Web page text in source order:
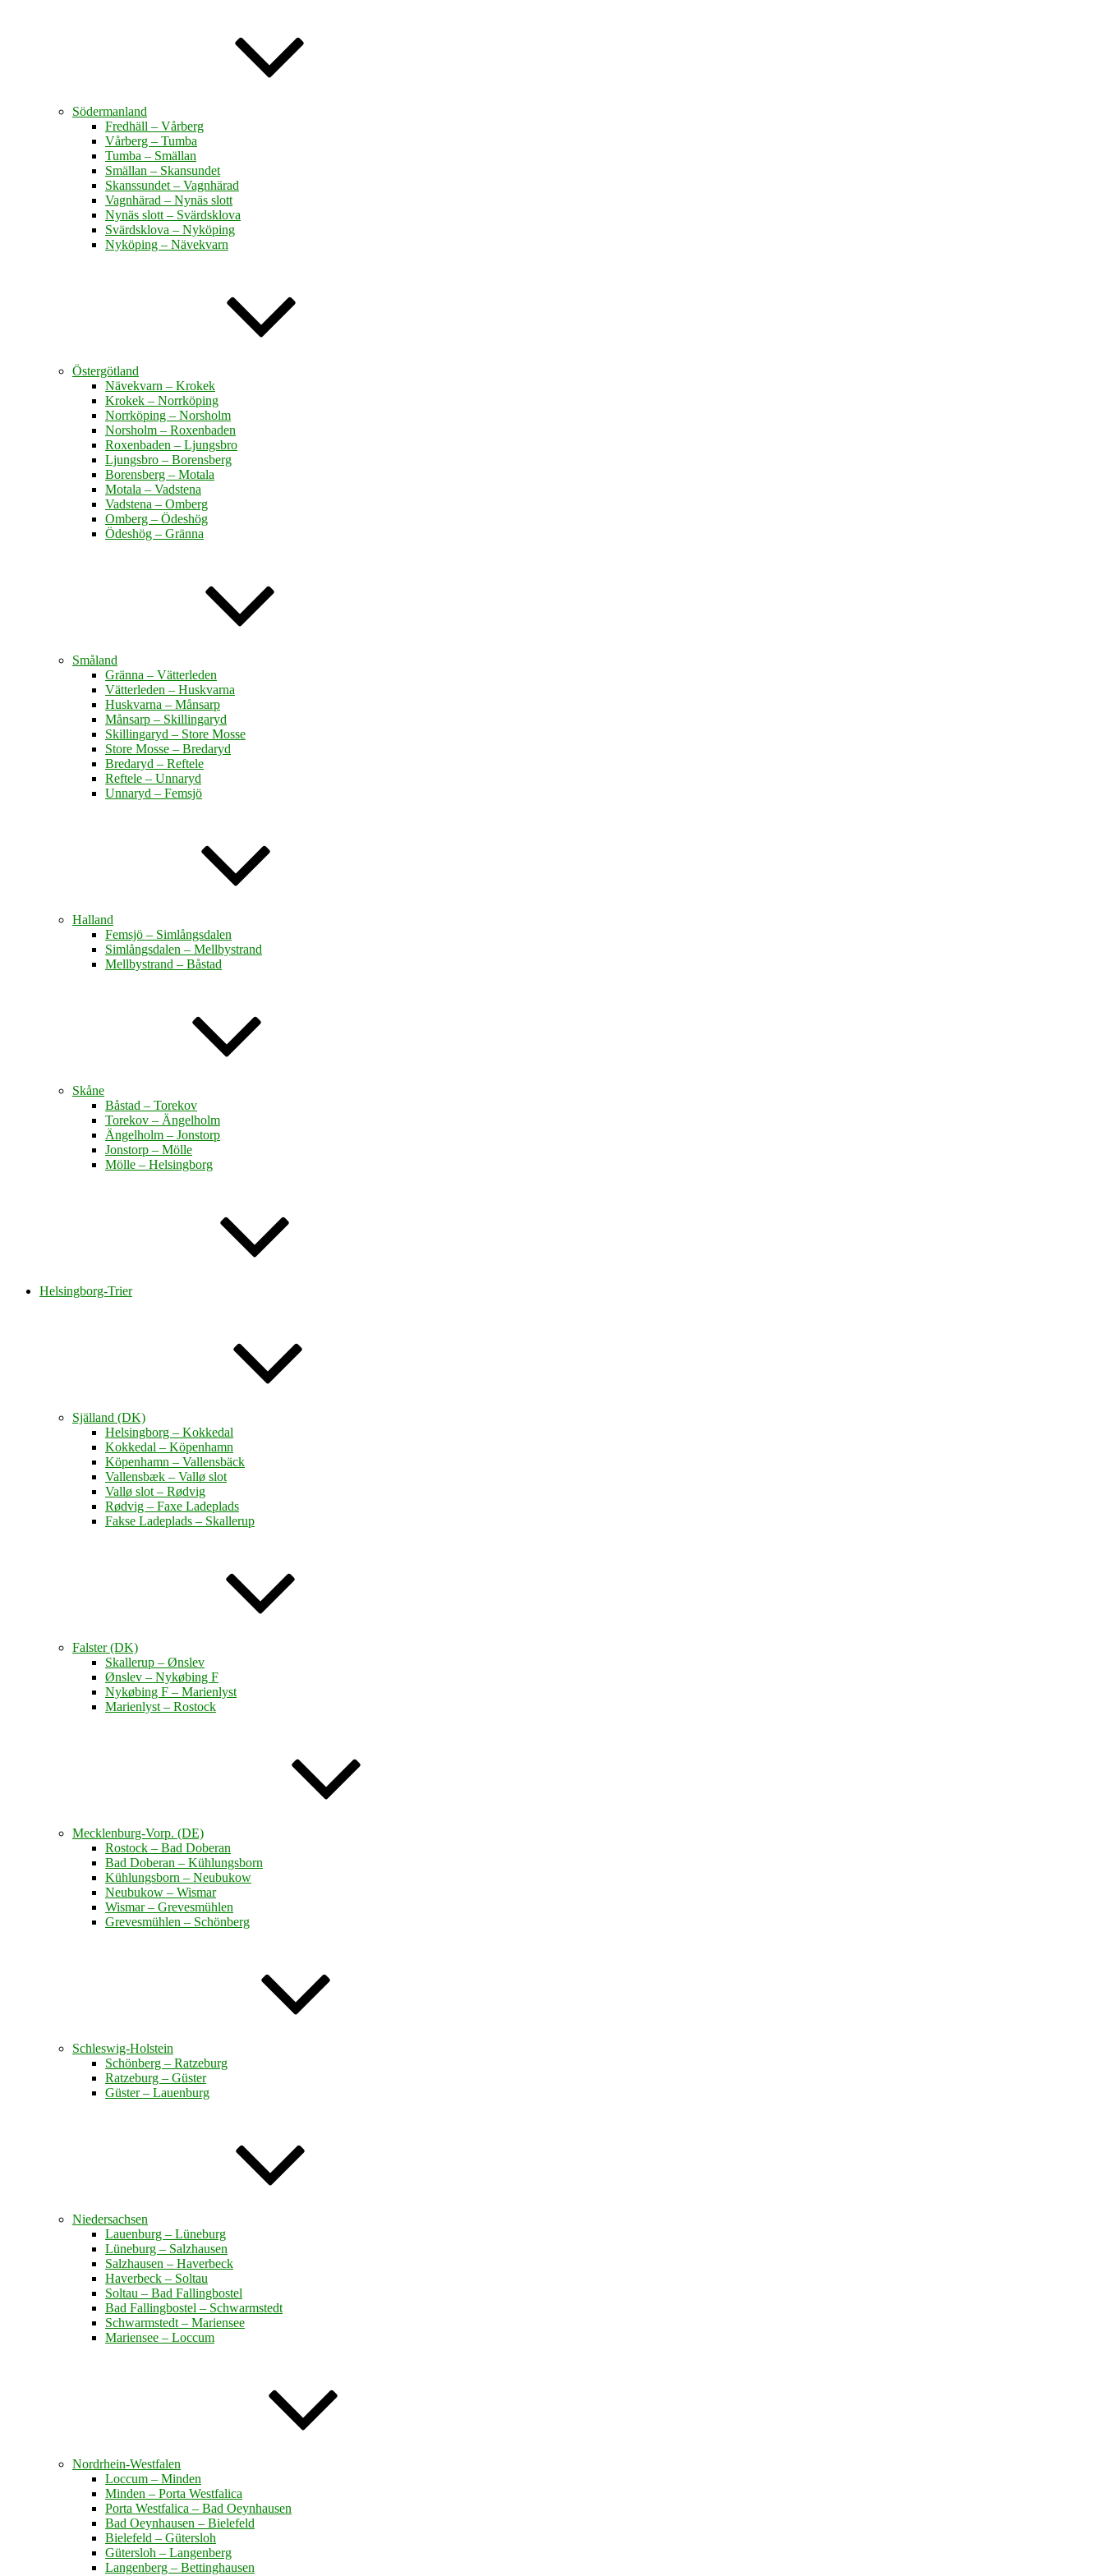
Södermanland
Fredhäll – Vårberg
Vårberg – Tumba
Tumba – Smällan
Smällan – Skansundet
Skanssundet – Vagnhärad
Vagnhärad – Nynäs slott
Nynäs slott – Svärdsklova
Svärdsklova – Nyköping
Nyköping – Nävekvarn
Östergötland
Nävekvarn – Krokek
Krokek – Norrköping
Norrköping – Norsholm
Norsholm – Roxenbaden
Roxenbaden – Ljungsbro
Ljungsbro – Borensberg
Borensberg – Motala
Motala – Vadstena
Vadstena – Omberg
Omberg – Ödeshög
Ödeshög – Gränna
Småland
Gränna – Vätterleden
Vätterleden – Huskvarna
Huskvarna – Månsarp
Månsarp – Skillingaryd
Skillingaryd – Store Mosse
Store Mosse – Bredaryd
Bredaryd – Reftele
Reftele – Unnaryd
Unnaryd – Femsjö
Halland
Femsjö – Simlångsdalen
Simlångsdalen – Mellbystrand
Mellbystrand – Båstad
Skåne
Båstad – Torekov
Torekov – Ängelholm
Ängelholm – Jonstorp
Jonstorp – Mölle
Mölle – Helsingborg
Helsingborg-Trier
Själland (DK)
Helsingborg – Kokkedal
Kokkedal – Köpenhamn
Köpenhamn – Vallensbäck
Vallensbæk – Vallø slot
Vallø slot – Rødvig
Rødvig – Faxe Ladeplads
Fakse Ladeplads – Skallerup
Falster (DK)
Skallerup – Ønslev
Ønslev – Nykøbing F
Nykøbing F – Marienlyst
Marienlyst – Rostock
Mecklenburg-Vorp. (DE)
Rostock – Bad Doberan
Bad Doberan – Kühlungsborn
Kühlungsborn – Neubukow
Neubukow – Wismar
Wismar – Grevesmühlen
Grevesmühlen – Schönberg
Schleswig-Holstein
Schönberg – Ratzeburg
Ratzeburg – Güster
Güster – Lauenburg
Niedersachsen
Lauenburg – Lüneburg
Lüneburg – Salzhausen
Salzhausen – Haverbeck
Haverbeck – Soltau
Soltau – Bad Fallingbostel
Bad Fallingbostel – Schwarmstedt
Schwarmstedt – Mariensee
Mariensee – Loccum
Nordrhein-Westfalen
Loccum – Minden
Minden – Porta Westfalica
Porta Westfalica – Bad Oeynhausen
Bad Oeynhausen – Bielefeld
Bielefeld – Gütersloh
Gütersloh – Langenberg
Langenberg – Bettinghausen